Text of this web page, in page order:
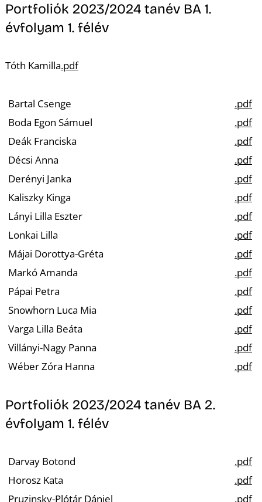
Portfoliók 2023/2024 tanév BA 1.
évfolyam 1. félév
Tóth Kamilla.pdf
Bartal Csenge
.pdf
Boda Egon Sámuel
.pdf
Deák Franciska
.pdf
Décsi Anna
.pdf
Derényi Janka
.pdf
Kaliszky Kinga
.pdf
Lányi Lilla Eszter
.pdf
Lonkai Lilla
.pdf
Májai Dorottya-Gréta
.pdf
Markó Amanda
.pdf
Pápai Petra
.pdf
Snowhorn Luca Mia
.pdf
Varga Lilla Beáta
.pdf
Villányi-Nagy Panna
.pdf
Wéber Zóra Hanna
.pdf
Portfoliók 2023/2024 tanév BA 2.
évfolyam 1. félév
Darvay Botond
.pdf
Horosz Kata
.pdf
Pruzinsky-Plótár Dániel
.pdf